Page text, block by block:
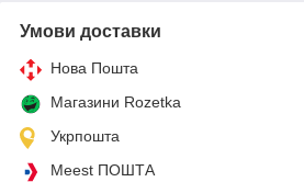
Умови доставки
Нова Пошта
Магазини Rozetka
Укрпошта
Meest ПОШТА